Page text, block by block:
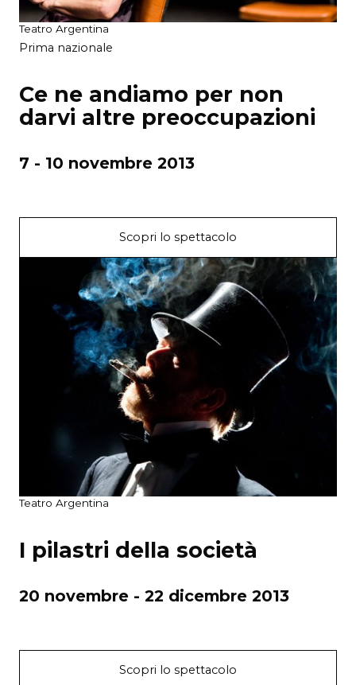
Teatro Argentina
Prima nazionale
Ce ne andiamo per non
darvi altre preoccupazioni
7 - 10 novembre 2013
Scopri lo spettacolo
Teatro Argentina
I pilastri della società
20 novembre - 22 dicembre 2013
Scopri lo spettacolo